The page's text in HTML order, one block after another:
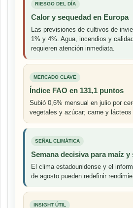
RIESGO DEL DÍA
Calor y sequedad en Europa
Las previsiones de cultivos de
1% y 4%. Agua, incendios y
requieren atención inmediata.
MERCADO CLAVE
Índice FAO en 131,1 puntos
Subió 0,6% mensual en julio por
vegetales y azúcar; carne y lácteos
SEÑAL CLIMÁTICA
Semana decisiva para maíz y
El clima estadounidense y el
de agosto pueden redefinir
INSIGHT ÚTIL